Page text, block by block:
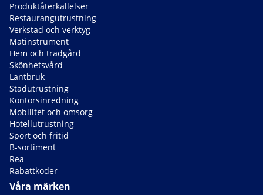
Produktåterkallelser
Restaurangutrustning
Verkstad och verktyg
Mätinstrument
Hem och trädgård
Skönhetsvård
Lantbruk
Städutrustning
Kontorsinredning
Mobilitet och omsorg
Hotellutrustning
Sport och fritid
B-sortiment
Rea
Rabattkoder
Våra märken